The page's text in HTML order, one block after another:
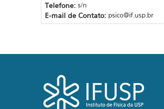
Telefone: s/n
E-mail de Contato: psico@if.usp.br